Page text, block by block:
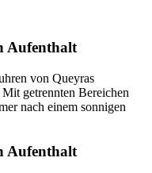
Aufenthalt
von Queyras
getrennten Bereichen
nach einem sonnigen
Aufenthalt